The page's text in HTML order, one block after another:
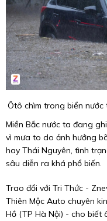
Ôtô chìm trong biển
Miền Bắc nước ta đang
vì mưa to do ảnh hưởng
hay Thái Nguyên, tình
sâu diễn ra khá phổ biến.
Trao đổi với Tri Thức -
Thiên Mộc Auto chuyên
Hồ (TP Hà Nội) - cho biết